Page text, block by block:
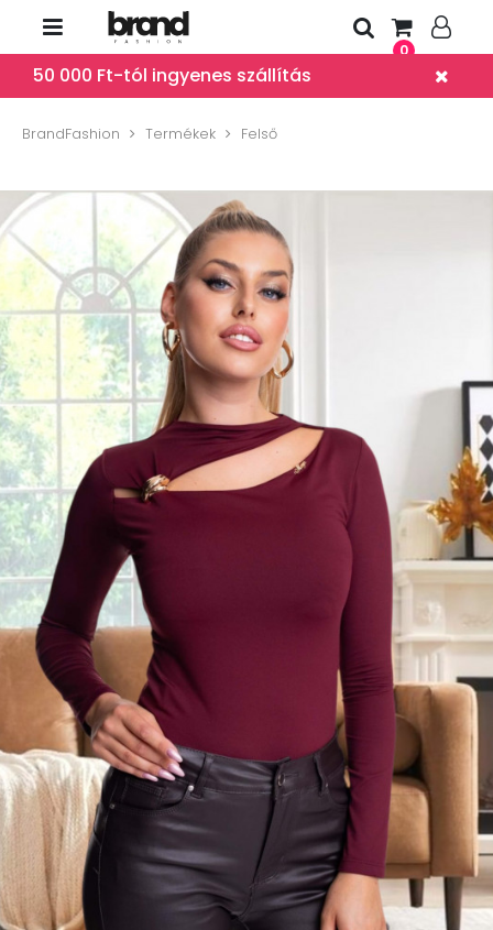
0
50 000 Ft-tól ingyenes szállítás
BrandFashion Termékek Felső